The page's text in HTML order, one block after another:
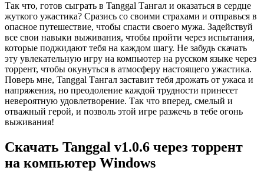
Так что, готов сыграть в Tanggal Тангал и оказаться в сердце
жуткого ужастика? Сразись со своими страхами и отправься в
опасное путешествие, чтобы спасти своего мужа. Задействуй
все свои навыки выживания, чтобы пройти через испытания,
которые поджидают тебя на каждом шагу. Не забудь скачать
эту увлекательную игру на компьютер на русском языке через
торрент, чтобы окунуться в атмосферу настоящего ужастика.
Поверь мне, Tanggal Тангал заставит тебя дрожать от ужаса и
напряжения, но преодоление каждой трудности принесет
невероятную удовлетворение. Так что вперед, смелый и
отважный герой, и позволь этой игре разжечь в тебе огонь
выживания!
Скачать Tanggal v1.0.6 через торрент
на компьютер Windows